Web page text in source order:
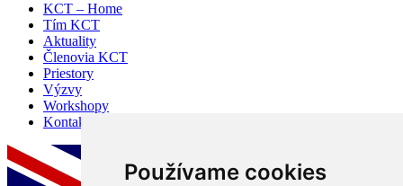
Používame cookies
KCT – Home
Tím KCT
Aktuality
Členovia KCT
Priestory
Výzvy
Workshopy
Kontakt